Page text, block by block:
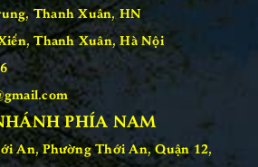
Thanh Xuân, HN
Thanh Xuân, Hà Nội
PHÍA NAM
An, Phường Thới An, Quận 12,